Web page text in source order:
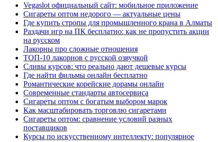
Vegaslot официальный сайт: мобильное приложение
Сигареты оптом недорого — актуальные цены
Где купить стропы для промышленного крана в Алматы
Раздачи игр на ПК бесплатно: как не пропустить акции
на русском
Лакорны про сложные отношения
ТОП-10 лакорнов с русской озвучкой
Сливы курсов: что реально дают дешевые курсы
Где найти фильмы онлайн бесплатно
Романтические корейские дорамы онлайн
Современные стандарты автосервиса
Сигареты оптом с богатым выбором марок
Как масштабировать торговлю сигаретами
Сигареты оптом: сравнение условий разных
поставщиков
Курсы по искусственному интеллекту: популярное